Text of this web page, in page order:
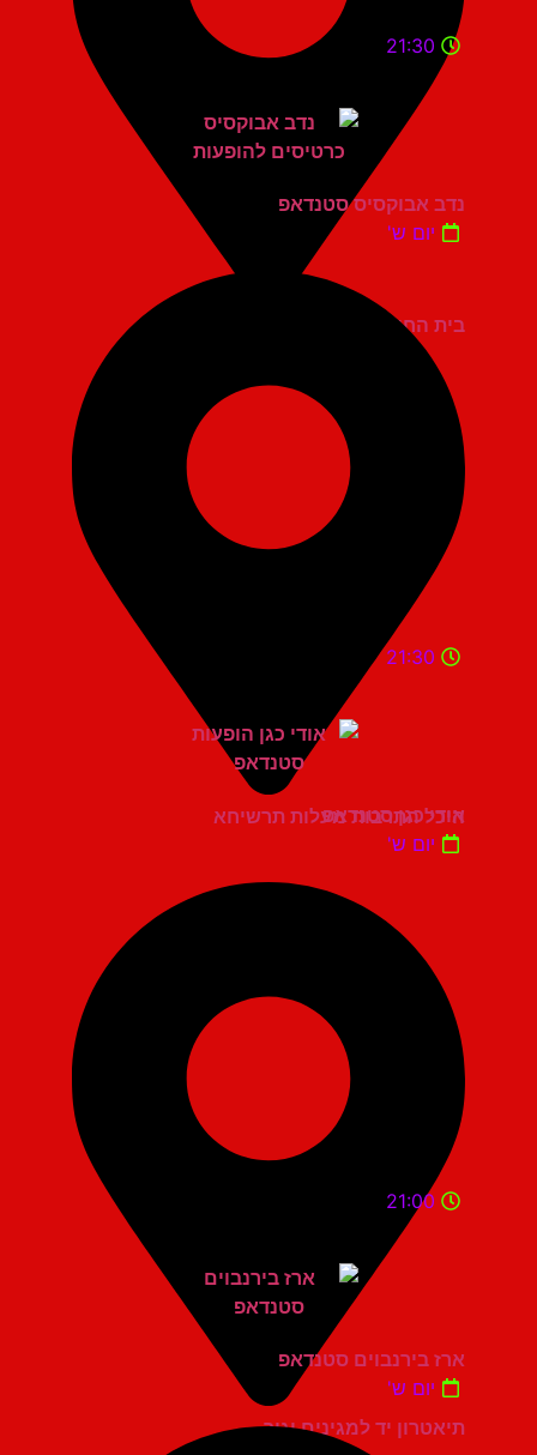
בית החייל תל אביב
21:30
נדב אבוקסיס סטנדאפ
יום ש'
היכל התרבות מעלות תרשיחא
21:30
אודי כגן סטנדאפ
יום ש'
תיאטרון יד למגינים יגור
21:00
ארז בירנבוים סטנדאפ
יום ש'